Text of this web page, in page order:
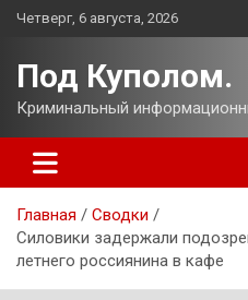
Перейти
Четверг, 6 августа, 2026
Под Куполом.
Криминальный
Главная
Сводки
Силовики задержали
летнего россиянина в кафе